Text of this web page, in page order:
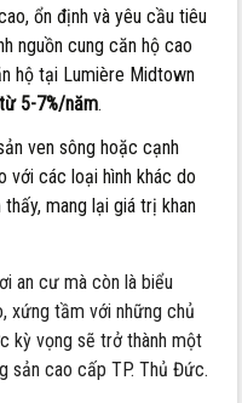
ổn định và yêu cầu tiêu
nguồn cung căn hộ cao
hộ tại Lumière Midtown
5-7%/năm.
ven sông hoặc cạnh
với các loại hình khác do
mang lại giá trị khan
an cư mà còn là biểu
xứng tầm với những chủ
kỳ vọng sẽ trở thành một
sản cao cấp TP. Thủ Đức.